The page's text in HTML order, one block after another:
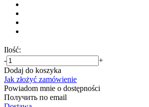
Ilość:
-
+
Dodaj do koszyka
Jak złożyć zamówienie
Powiadom mnie o dostępności
Получить по email